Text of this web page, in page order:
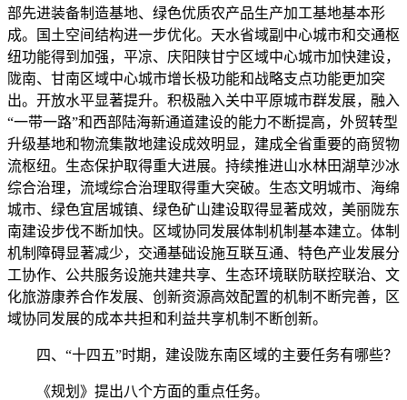
部先进装备制造基地、绿色优质农产品生产加工基地基本形
成。国土空间结构进一步优化。天水省域副中心城市和交通枢
纽功能得到加强，平凉、庆阳陕甘宁区域中心城市加快建设，
陇南、甘南区域中心城市增长极功能和战略支点功能更加突
出。开放水平显著提升。积极融入关中平原城市群发展，融入
“一带一路”和西部陆海新通道建设的能力不断提高，外贸转型
升级基地和物流集散地建设成效明显，建成全省重要的商贸物
流枢纽。生态保护取得重大进展。持续推进山水林田湖草沙冰
综合治理，流域综合治理取得重大突破。生态文明城市、海绵
城市、绿色宜居城镇、绿色矿山建设取得显著成效，美丽陇东
南建设步伐不断加快。区域协同发展体制机制基本建立。体制
机制障碍显著减少，交通基础设施互联互通、特色产业发展分
工协作、公共服务设施共建共享、生态环境联防联控联治、文
化旅游康养合作发展、创新资源高效配置的机制不断完善，区
域协同发展的成本共担和利益共享机制不断创新。
四、“十四五”时期，建设陇东南区域的主要任务有哪些？
《规划》提出八个方面的重点任务。